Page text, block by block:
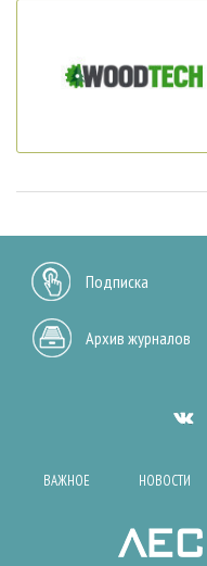
Подписка
Архив журналов
ВАЖНОЕ НОВОСТИ